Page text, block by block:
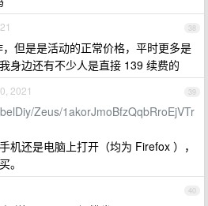
38
但是是活动的正常价格，平时更多是
身边还有不少人是直接 139 续费的
39
2021
Zeus/1akorJmoBfzQqbRroEjVTr
机还是电脑上打开（均为 Firefox ），
。
40